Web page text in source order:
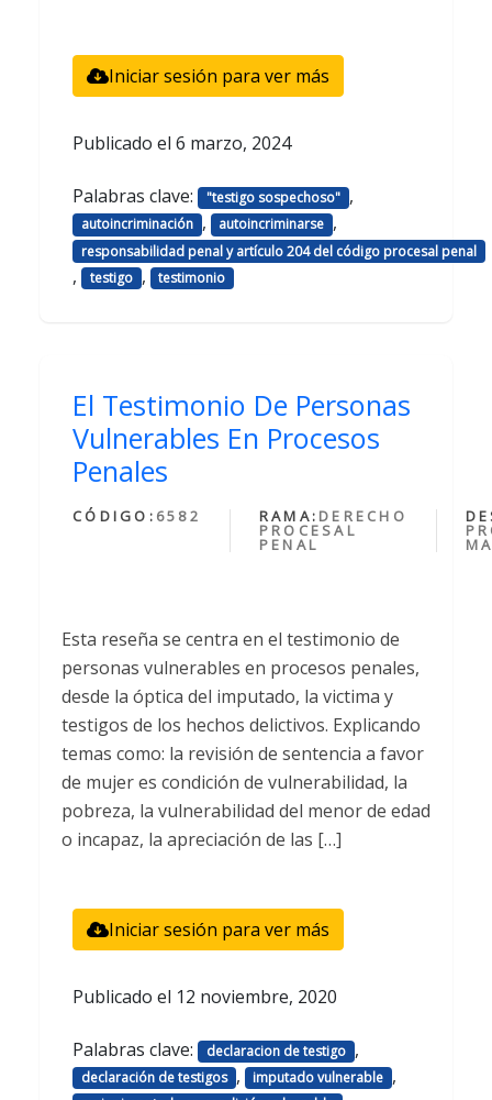
Iniciar sesión para ver más
Publicado el 6 marzo, 2024
Palabras clave: "testigo sospechoso" ,
autoincriminación , autoincriminarse ,
responsabilidad penal y artículo 204 del código procesal penal
, testigo , testimonio
El Testimonio De Personas
Vulnerables En Procesos
Penales
CÓDIGO: 6582 RAMA: DERECHO
PROCESAL
PENAL
Esta reseña se centra en el testimonio de
personas vulnerables en procesos penales,
desde la óptica del imputado, la victima y
testigos de los hechos delictivos. Explicando
temas como: la revisión de sentencia a favor
de mujer es condición de vulnerabilidad, la
pobreza, la vulnerabilidad del menor de edad
o incapaz, la apreciación de las […]
Iniciar sesión para ver más
Publicado el 12 noviembre, 2020
Palabras clave: declaracion de testigo ,
declaración de testigos , imputado vulnerable ,